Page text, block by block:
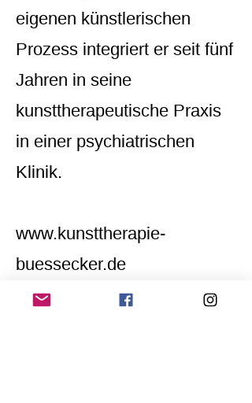
eigenen künstlerischen
Prozess integriert er seit fünf
Jahren in seine
kunsttherapeutische Praxis
in einer psychiatrischen
Klinik.
www.kunsttherapie-
buessecker.de
www.jonasbuessecker.de